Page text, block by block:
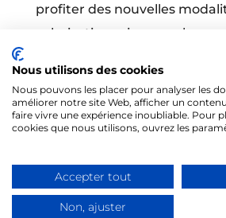
profiter des nouvelles
valorisation mises en place
Mentions légales
Nous utilisons des cookies
Nous pouvons les placer pour analyser les
améliorer notre site Web, afficher un
faire vivre une expérience inoubliable. Pour
cookies que nous utilisons, ouvrez les
Accepter tout
Non, ajuster